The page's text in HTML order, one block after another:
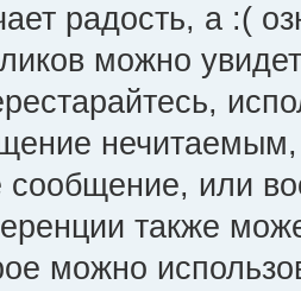
радость, а :(
можно
нечитаемым,
или
также
можно